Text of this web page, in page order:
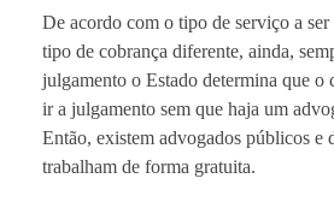
De acordo com o tipo de serviço a
tipo de cobrança diferente, ainda,
julgamento o Estado determina que o
ir a julgamento sem que haja um
Então, existem advogados públicos e
trabalham de forma gratuita.